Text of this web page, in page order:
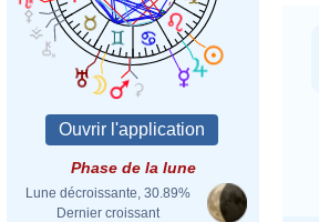
Phase de la lune
Lune décroissante, 30.89%
Dernier croissant